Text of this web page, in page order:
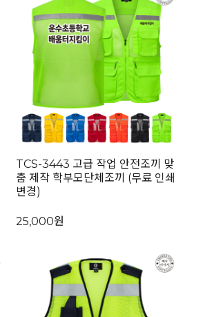
TCS-3443 고급 작업 안전조끼 맞
춤 제작 학부모단체조끼 (무료 인쇄
변경)
25,000원